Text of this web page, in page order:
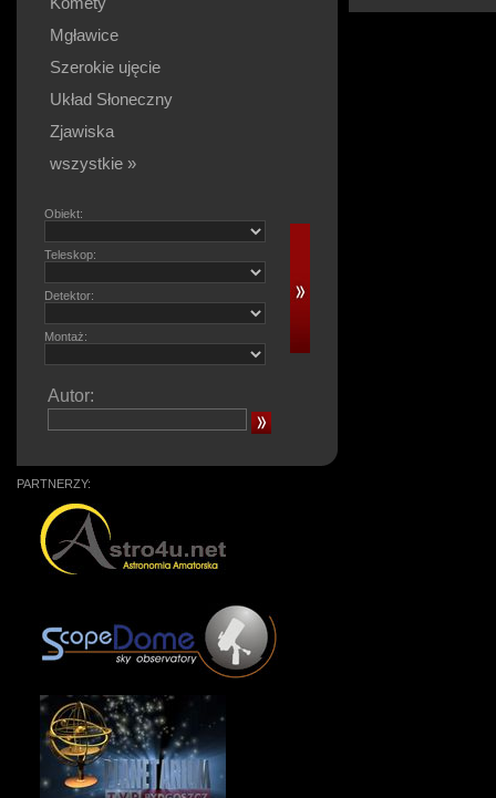
Mgławice
Szerokie ujęcie
Układ Słoneczny
Zjawiska
wszystkie »
Obiekt:
Teleskop:
Detektor:
Montaż:
Autor:
PARTNERZY: